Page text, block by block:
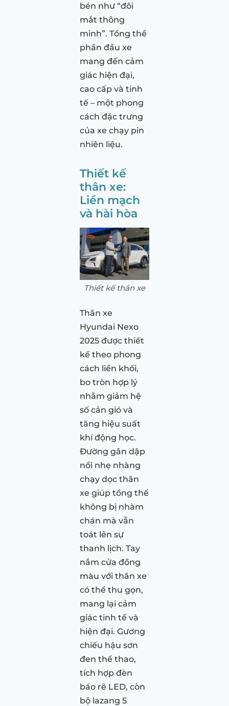
bén như “đôi
mắt thông
minh”. Tổng thể
phần đầu xe
mang đến cảm
giác hiện đại,
cao cấp và tinh
tế – một phong
cách đặc trưng
của xe chạy pin
nhiên liệu.
Thiết kế
thân xe:
Liền mạch
và hài hòa
Thiết kế thân xe
Thân xe
Hyundai Nexo
2025 được thiết
kế theo phong
cách liền khối,
bo tròn hợp lý
nhằm giảm hệ
số cản gió và
tăng hiệu suất
khí động học.
Đường gân dập
nổi nhẹ nhàng
chạy dọc thân
xe giúp tổng thể
không bị nhàm
chán mà vẫn
toát lên sự
thanh lịch. Tay
nắm cửa đồng
màu với thân xe
có thể thu gọn,
mang lại cảm
giác tinh tế và
hiện đại. Gương
chiếu hậu sơn
đen thể thao,
tích hợp đèn
báo rẽ LED, còn
bộ lazang 5